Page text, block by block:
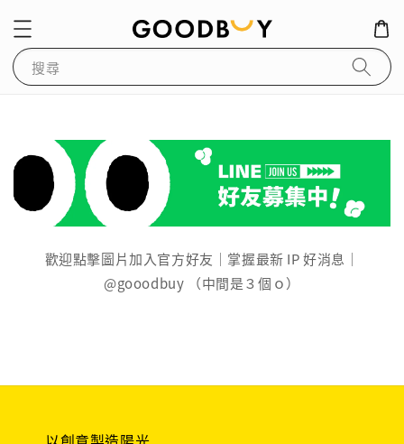
搜尋
歡迎點擊圖片加入官方好友｜掌握最新 IP 好消息｜
@gooodbuy （中間是３個ｏ）